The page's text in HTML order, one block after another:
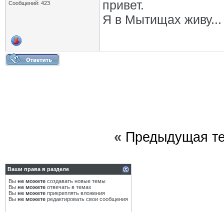
Сообщений: 423
привет.
Я в Мытищах живу...
« Предыдущая
Ваши права в разделе
Вы не можете создавать новые темы
Вы не можете отвечать в темах
Вы не можете прикреплять вложения
Вы не можете редактировать свои сообщения